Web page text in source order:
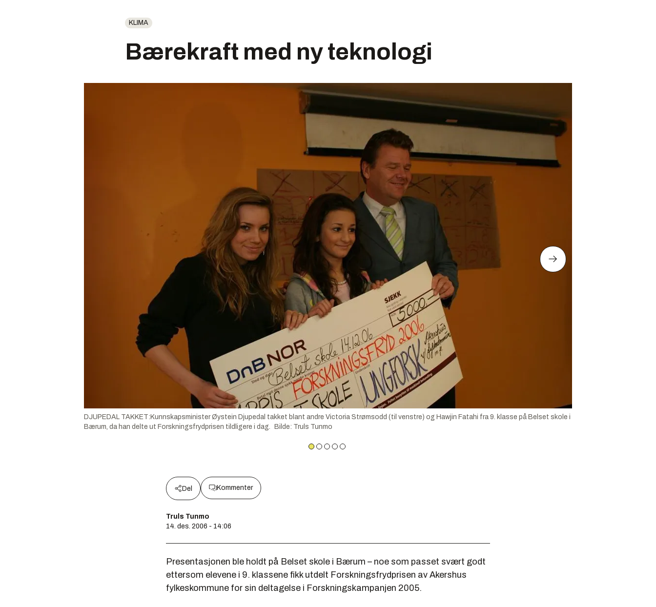
KLIMA
Bærekraft med ny teknologi
DJUPEDAL TAKKET:Kunnskapsminister Øystein Djupedal takket blant andre Victoria Strømsodd (til venstre) og Hawjin Fatahi fra 9. klasse på Belset skole i
Bærum, da han delte ut Forskningsfrydprisen tildligere i dag.
Bilde: Truls Tunmo
Del Kommenter
Truls Tunmo
14. des. 2006 - 14:06
Presentasjonen ble holdt på Belset skole i Bærum – noe som passet svært godt
ettersom elevene i 9. klassene fikk utdelt Forskningsfrydprisen av Akershus
fylkeskommune for sin deltagelse i Forskningskampanjen 2005.